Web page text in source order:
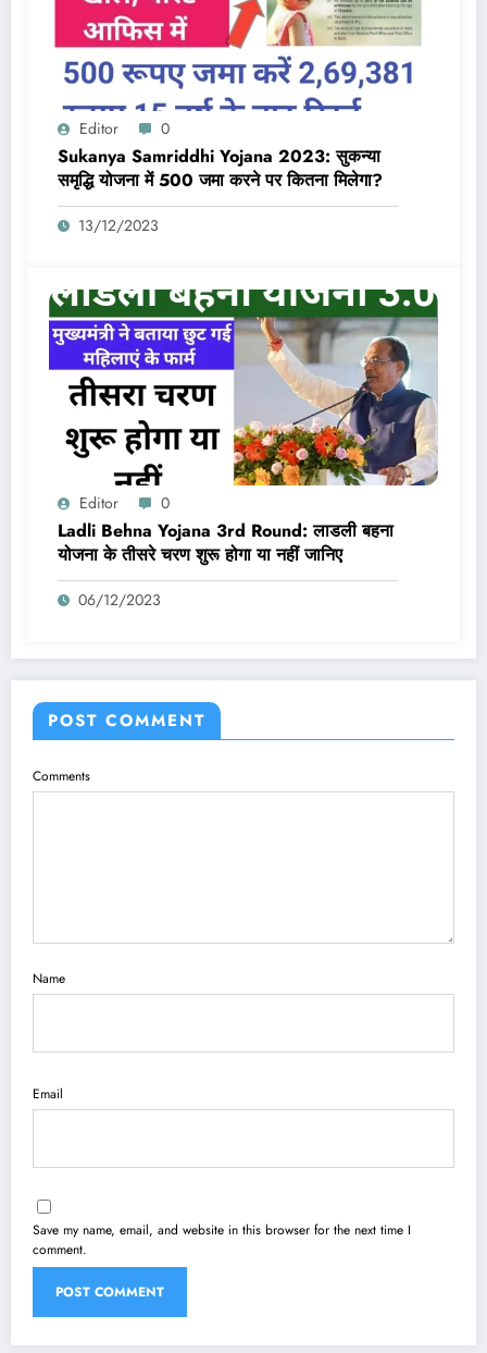
Editor 0
Sukanya Samriddhi Yojana 2023: सुकन्या
समृद्धि योजना में 500 जमा करने पर कितना मिलेगा?
13/12/2023
Editor 0
Ladli Behna Yojana 3rd Round: लाडली बहना
योजना के तीसरे चरण शुरू होगा या नहीं जानिए
06/12/2023
POST COMMENT
Comments
Name
Email
Save my name, email, and website in this browser for the next time I
comment.